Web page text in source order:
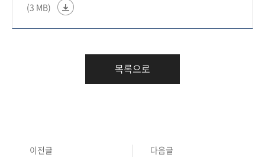
(3 MB)
목록으로
이전글 다음글